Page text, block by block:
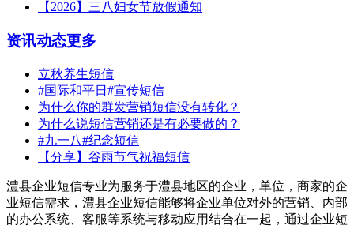
【2026】三八妇女节放假通知
资讯动态更多
立秋养生短信
#国际和平日#宣传短信
为什么你的群发营销短信没有转化？
为什么说短信营销还是有必要做的？
#九一八#纪念短信
【分享】谷雨节气祝福短信
澧县企业短信专业为服务于澧县地区的企业，单位，商家的企
业短信需求，澧县企业短信能够将企业单位对外的营销、内部
的办公系统、客服等系统与移动应用结合在一起，通过企业短